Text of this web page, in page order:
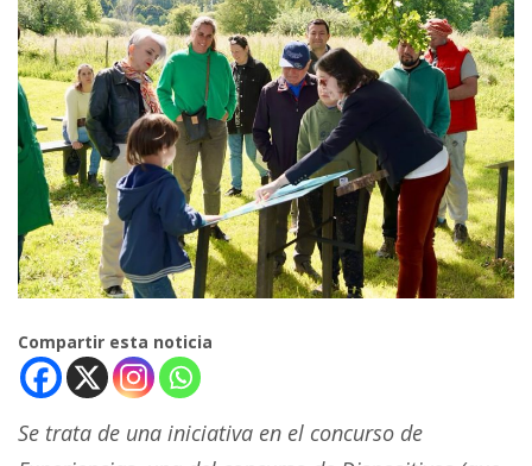
Compartir esta noticia
Se trata de una iniciativa en el concurso de